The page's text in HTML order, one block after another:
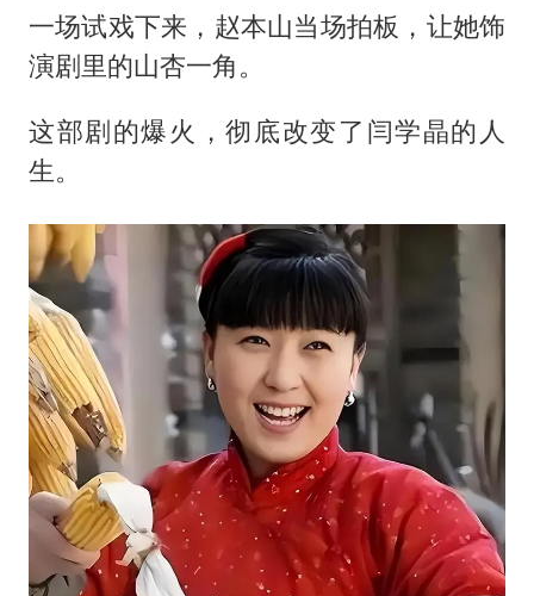
一场试戏下来，赵本山当场拍板，让她饰
演剧里的山杏一角。
这部剧的爆火，彻底改变了闫学晶的人
生。